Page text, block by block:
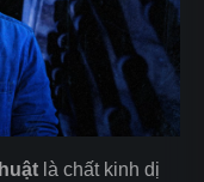
là chất kinh dị